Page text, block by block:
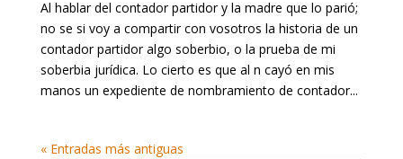
Al hablar del contador partidor y la madre que lo parió;
no se si voy a compartir con vosotros la historia de un
contador partidor algo soberbio, o la prueba de mi
soberbia jurídica. Lo cierto es que al fin cayó en mis
manos un expediente de nombramiento de contador...
« Entradas más antiguas